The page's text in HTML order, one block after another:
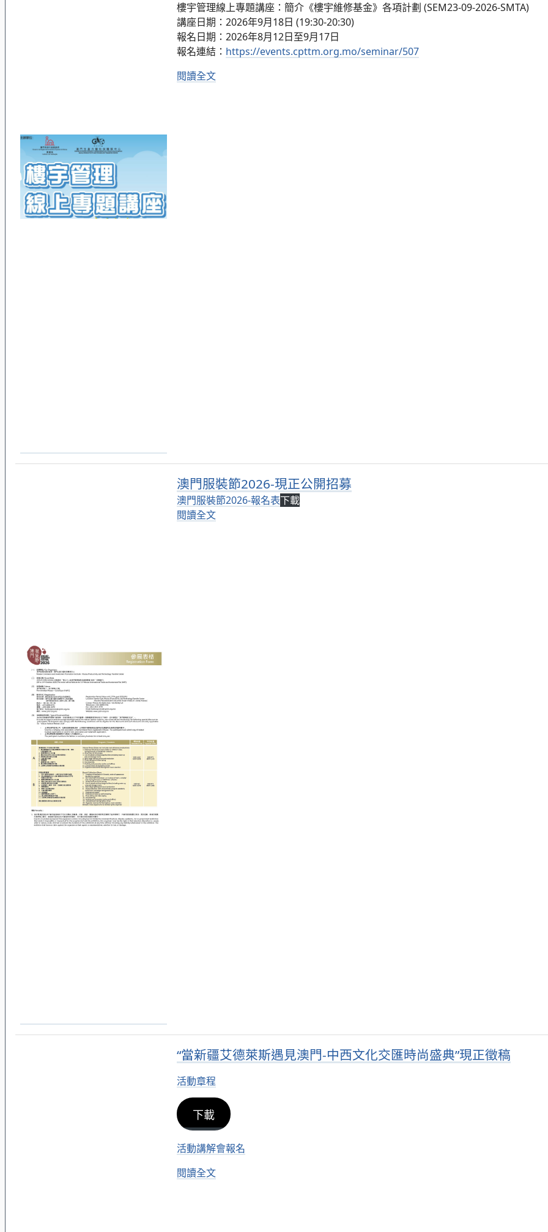
樓宇管理線上專題講座：簡介《樓宇維修基金》各項計劃 (SEM23-09-2026-SMTA)
講座日期：2026年9月18日 (19:30-20:30)
報名日期：2026年8月12日至9月17日
報名連結： https://events.cpttm.org.mo/seminar/507
閱讀全文
澳門服裝節2026-現正公開招募
澳門服裝節2026-報名表下載
閱讀全文
“當新疆艾德萊斯遇見澳門-中西文化交匯時尚盛典”現正徵稿
活動章程
下載
活動講解會報名
閱讀全文